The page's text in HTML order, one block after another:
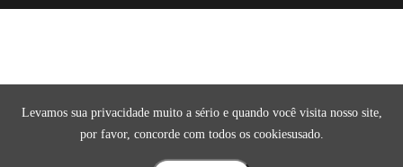
Levamos sua privacidade muito a sério e quando você visita nosso site,
por favor, concorde com todos os cookiesusado.